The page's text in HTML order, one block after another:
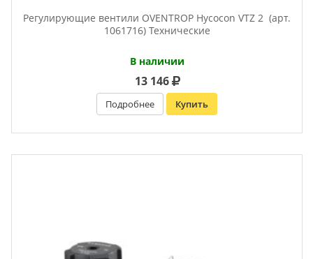
Регулирующие вентили OVENTROP Hycocon VTZ 2 (арт.
1061716) Технические
В наличии
13 146
Подробнее Купить